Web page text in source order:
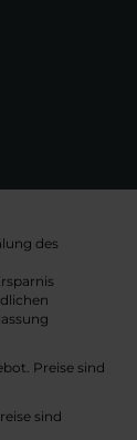
des
Preise sind
sind